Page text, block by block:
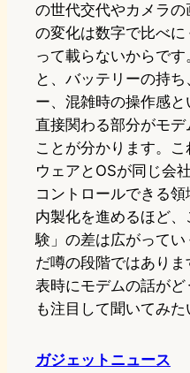
の世代交代やカメラ
の変化は数字で比べ
って載らないからで
と、バッテリーの持
ー、混雑時の操作感
直接関わる部分がモ
ことが分かります。
ウェアとOSが同じ会
コントロールできる
内製化を進めるほど
験」の差は広がって
だ噂の段階ではあり
表時にモデムの話が
も注目して聞いてみた
ガジェットニュース